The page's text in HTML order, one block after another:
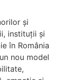
și
instituții și
în România
nou model